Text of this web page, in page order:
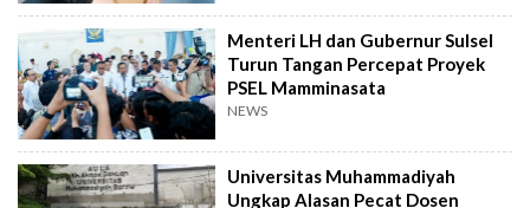
Menteri LH dan Gubernur Sulsel
Turun Tangan Percepat Proyek
PSEL Mamminasata
NEWS
Universitas Muhammadiyah
Ungkap Alasan Pecat Dosen